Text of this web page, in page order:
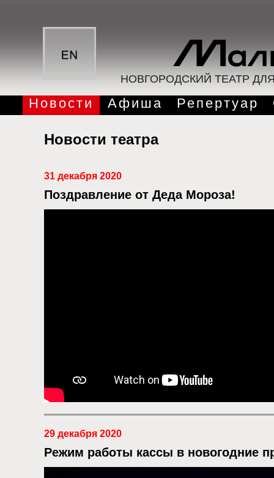
НОВГОРОДСКИЙ ТЕАТР
Новости Афиша Репертуар
Новости театра
31 декабря 2020
Поздравление от Деда Мороза!
29 декабря 2020
Режим работы кассы в новогодние